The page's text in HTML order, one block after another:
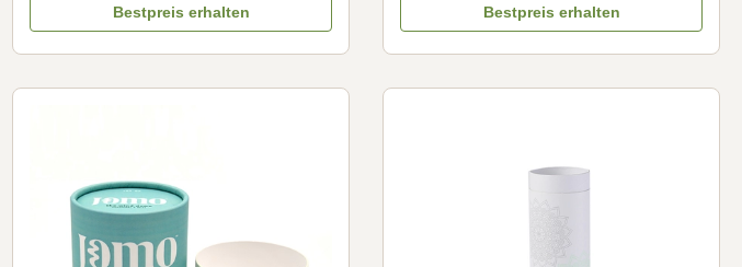
Finishing: UV varnish, Spot UV, embossing, etc
Logo: As per consumer design file Applications:
Tea, coffee, protein powder, pet food and other
Bestpreis erhalten
Material kraft paper / aluminum foil Size As
requested Design As requested Color 4 Colors /
Pantone Printing Offset printing / silk screen
Bestpreis erhalten